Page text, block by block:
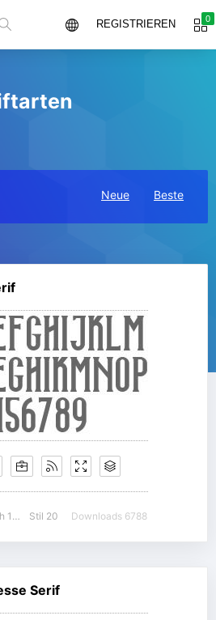
0
REGISTRIEREN
Neue Beste
Glyph 138 Stil 20 Downloads 6788
Serif